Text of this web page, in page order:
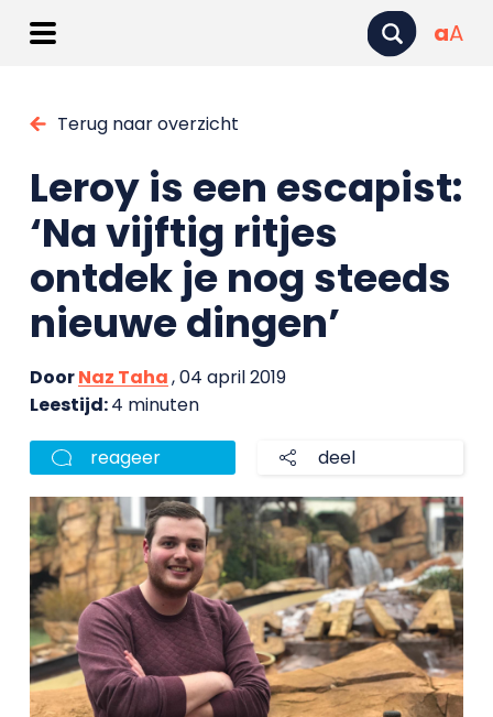
aA
Terug naar overzicht
Leroy is een escapist:
‘Na vijftig ritjes
ontdek je nog steeds
nieuwe dingen’
DoorNaz Taha, 04 april 2019
Leestijd:4 minuten
reageer deel